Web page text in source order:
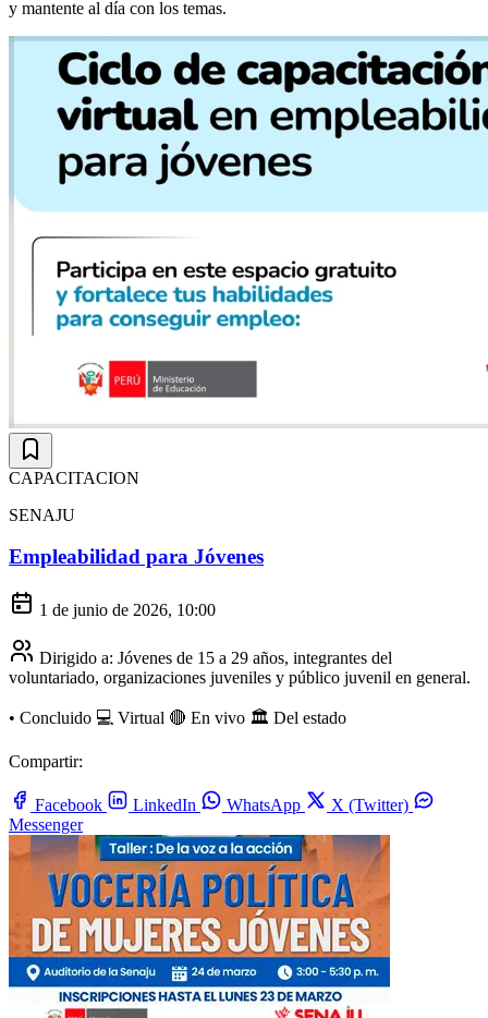
y mantente al día con los temas.
CAPACITACION
SENAJU
Empleabilidad para Jóvenes
1 de junio de 2026, 10:00
Dirigido a: Jóvenes de 15 a 29 años, integrantes del
voluntariado, organizaciones juveniles y público juvenil en general.
• Concluido 💻 Virtual 🔴 En vivo 🏛️ Del estado
Compartir:
Facebook LinkedIn WhatsApp
X (Twitter)
Messenger